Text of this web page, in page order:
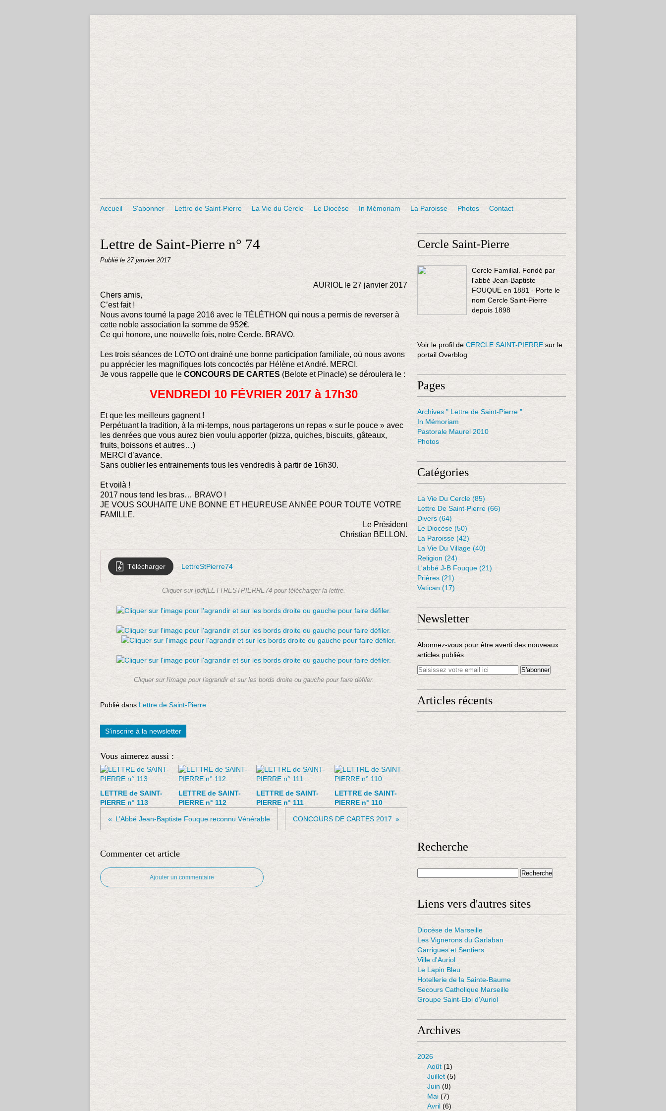
Accueil S'abonner Lettre de Saint-Pierre La Vie du Cercle Le Diocèse In Mémoriam La Paroisse Photos Contact
Lettre de Saint-Pierre n° 74
Publié le 27 janvier 2017
AURIOL le 27 janvier 2017
Chers amis,
C’est fait !
Nous avons tourné la page 2016 avec le TÉLÉTHON qui nous a permis de reverser à
cette noble association la somme de 952€.
Ce qui honore, une nouvelle fois, notre Cercle. BRAVO.
Les trois séances de LOTO ont drainé une bonne participation familiale, où nous avons
pu apprécier les magnifiques lots concoctés par Hélène et André. MERCI.
Je vous rappelle que le CONCOURS DE CARTES (Belote et Pinacle) se déroulera le :
VENDREDI 10 FÉVRIER 2017 à 17h30
Et que les meilleurs gagnent !
Perpétuant la tradition, à la mi-temps, nous partagerons un repas « sur le pouce » avec
les denrées que vous aurez bien voulu apporter (pizza, quiches, biscuits, gâteaux,
fruits, boissons et autres…)
MERCI d’avance.
Sans oublier les entrainements tous les vendredis à partir de 16h30.
Et voilà !
2017 nous tend les bras… BRAVO !
JE VOUS SOUHAITE UNE BONNE ET HEUREUSE ANNÉE POUR TOUTE VOTRE
FAMILLE.
Le Président
Christian BELLON.
Télécharger LettreStPierre74
Cliquer sur [pdf]LETTRESTPIERRE74 pour télécharger la lettre.
Cliquer sur l'image pour l'agrandir et sur les bords droite ou gauche pour faire défiler.
Publié dans Lettre de Saint-Pierre
S'inscrire à la newsletter
Vous aimerez aussi :
LETTRE de SAINT-
PIERRE n° 113
LETTRE de SAINT-
PIERRE n° 112
LETTRE de SAINT-
PIERRE n° 111
LETTRE de SAINT-
PIERRE n° 110
L’Abbé Jean-Baptiste Fouque reconnu Vénérable CONCOURS DE CARTES 2017
Commenter cet article
Ajouter un commentaire
Cercle Saint-Pierre
Cercle Familial. Fondé par
l'abbé Jean-Baptiste
FOUQUE en 1881 - Porte le
nom Cercle Saint-Pierre
depuis 1898
Voir le profil de CERCLE SAINT-PIERRE sur le
portail Overblog
Pages
Archives " Lettre de Saint-Pierre "
In Mémoriam
Pastorale Maurel 2010
Photos
Catégories
La Vie Du Cercle (85)
Lettre De Saint-Pierre (66)
Divers (64)
Le Diocèse (50)
La Paroisse (42)
La Vie Du Village (40)
Religion (24)
L'abbé J-B Fouque (21)
Prières (21)
Vatican (17)
Newsletter
Abonnez-vous pour être averti des nouveaux
articles publiés.
Articles récents
Recherche
Liens vers d'autres sites
Diocèse de Marseille
Les Vignerons du Garlaban
Garrigues et Sentiers
Ville d'Auriol
Le Lapin Bleu
Hotellerie de la Sainte-Baume
Secours Catholique Marseille
Groupe Saint-Eloi d'Auriol
Archives
2026
Août (1)
Juillet (5)
Juin (8)
Mai (7)
Avril (6)